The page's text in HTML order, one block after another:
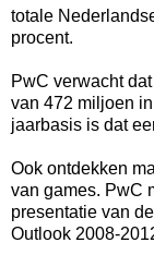
totale
procent.
PwC verwacht
van 472 miljoen
jaarbasis is dat
Ook ontdekken
van games. PwC
presentatie van
Outlook 2008-